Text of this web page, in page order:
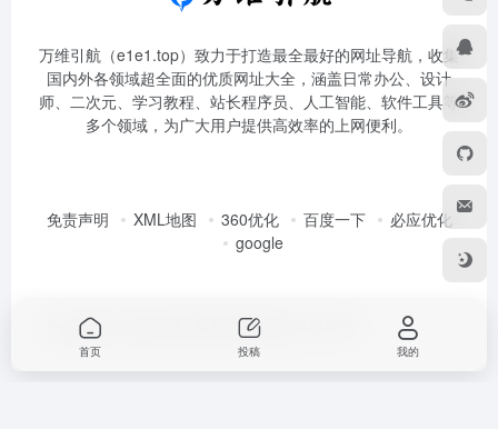
万维引航（e1e1.top）致力于打造最全最好的网址导航，收集
国内外各领域超全面的优质网址大全，涵盖日常办公、设计
师、二次元、学习教程、站长程序员、人工智能、软件工具等
多个领域，为广大用户提供高效率的上网便利。
免责声明 XML地图 360优化 百度一下
必应优化
google
Copyright © 2026 皖ICP备2021011410号-1
首页 投稿 我的